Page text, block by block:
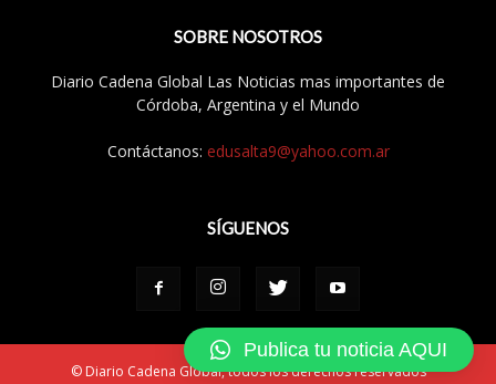
SOBRE NOSOTROS
Diario Cadena Global Las Noticias mas importantes de
Córdoba, Argentina y el Mundo
Contáctanos: edusalta9@yahoo.com.ar
SÍGUENOS
© Diario Cadena Global, todos los derechos reservados
Publica tu noticia AQUI